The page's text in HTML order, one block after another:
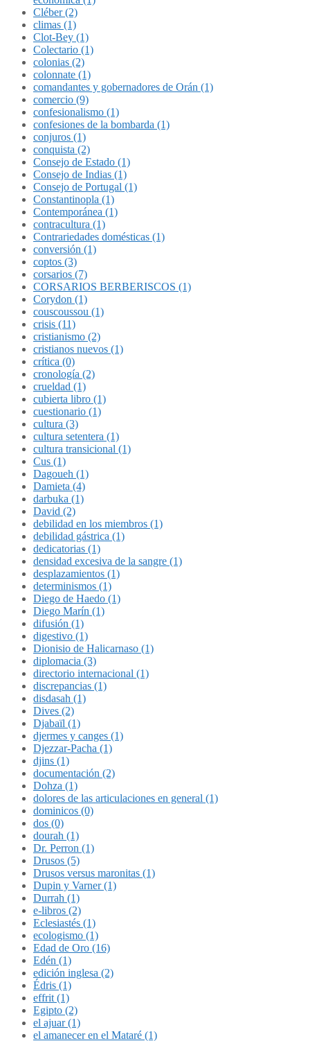
Cléber (2)
climas (1)
Clot-Bey (1)
Colectario (1)
colonias (2)
colonnate (1)
comandantes y gobernadores de Orán (1)
comercio (9)
confesionalismo (1)
confesiones de la bombarda (1)
conjuros (1)
conquista (2)
Consejo de Estado (1)
Consejo de Indias (1)
Consejo de Portugal (1)
Constantinopla (1)
Contemporánea (1)
contracultura (1)
Contrariedades domésticas (1)
conversión (1)
coptos (3)
corsarios (7)
CORSARIOS BERBERISCOS (1)
Corydon (1)
couscoussou (1)
crisis (11)
cristianismo (2)
cristianos nuevos (1)
crítica (0)
cronología (2)
crueldad (1)
cubierta libro (1)
cuestionario (1)
cultura (3)
cultura setentera (1)
cultura transicional (1)
Cus (1)
Dagoueh (1)
Damieta (4)
darbuka (1)
David (2)
debilidad en los miembros (1)
debilidad gástrica (1)
dedicatorias (1)
densidad excesiva de la sangre (1)
desplazamientos (1)
determinismos (1)
Diego de Haedo (1)
Diego Marín (1)
difusión (1)
digestivo (1)
Dionisio de Halicarnaso (1)
diplomacia (3)
directorio internacional (1)
discrepancias (1)
disdasah (1)
Dives (2)
Djabaïl (1)
djermes y canges (1)
Djezzar-Pacha (1)
djins (1)
documentación (2)
Dohza (1)
dolores de las articulaciones en general (1)
dominicos (0)
dos (0)
dourah (1)
Dr. Perron (1)
Drusos (5)
Drusos versus maronitas (1)
Dupin y Varner (1)
Durrah (1)
e-libros (2)
Eclesiastés (1)
ecologismo (1)
Edad de Oro (16)
Edén (1)
edición inglesa (2)
Édris (1)
effrit (1)
Egipto (2)
el ajuar (1)
el amanecer en el Mataré (1)